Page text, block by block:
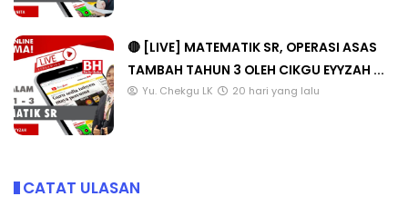
🔴 [LIVE] MATEMATIK SR, OPERASI ASAS
TAMBAH TAHUN 3 OLEH CIKGU EYYZAH ...
Yu. Chekgu LK 20 hari yang lalu
CATAT ULASAN